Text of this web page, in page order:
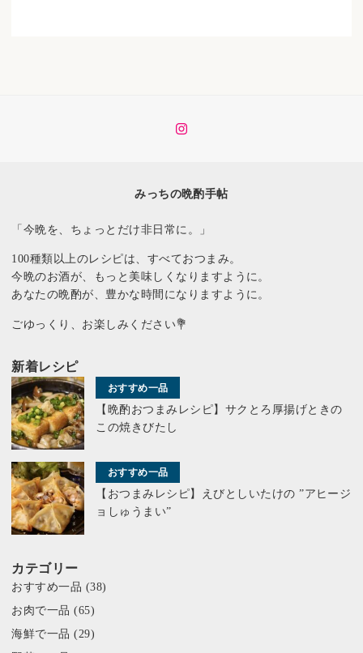
イ
みっちの晩酌手帖
「今晩を、ちょっとだけ非日常に。」
100種類以上のレシピは、すべておつまみ。
今晩のお酒が、もっと美味しくなりますように。
あなたの晩酌が、豊かな時間になりますように。
ごゆっくり、お楽しみください💐
新着レシピ
おすすめ一品
【晩酌おつまみレシピ】サクとろ厚揚げときの
この焼きびたし
おすすめ一品
【おつまみレシピ】えびとしいたけの ”アヒージ
ョしゅうまい”
カテゴリー
おすすめ一品 (38)
お肉で一品 (65)
海鮮で一品 (29)